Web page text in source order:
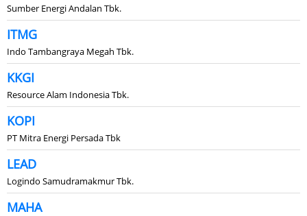
Sumber Energi Andalan Tbk.
ITMG
Indo Tambangraya Megah Tbk.
KKGI
Resource Alam Indonesia Tbk.
KOPI
PT Mitra Energi Persada Tbk
LEAD
Logindo Samudramakmur Tbk.
MAHA